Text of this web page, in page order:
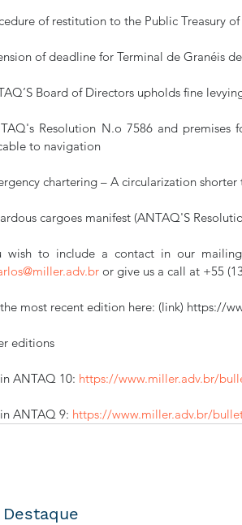
of restitution to the Public Treasury
of deadline for Terminal de Granéis
Board of Directors upholds fine
Resolution N.o 7586 and premises
to navigation
chartering – A circularization shorter
cargoes manifest (ANTAQ'S
or give us a call at +55
most recent edition here: (link) https://
editions
ANTAQ 10: https://www.miller.adv.br/
ANTAQ 9: https://www.miller.adv.br/